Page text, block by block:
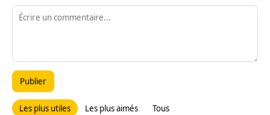
Publier
Les plus utiles Les plus aimés Tous